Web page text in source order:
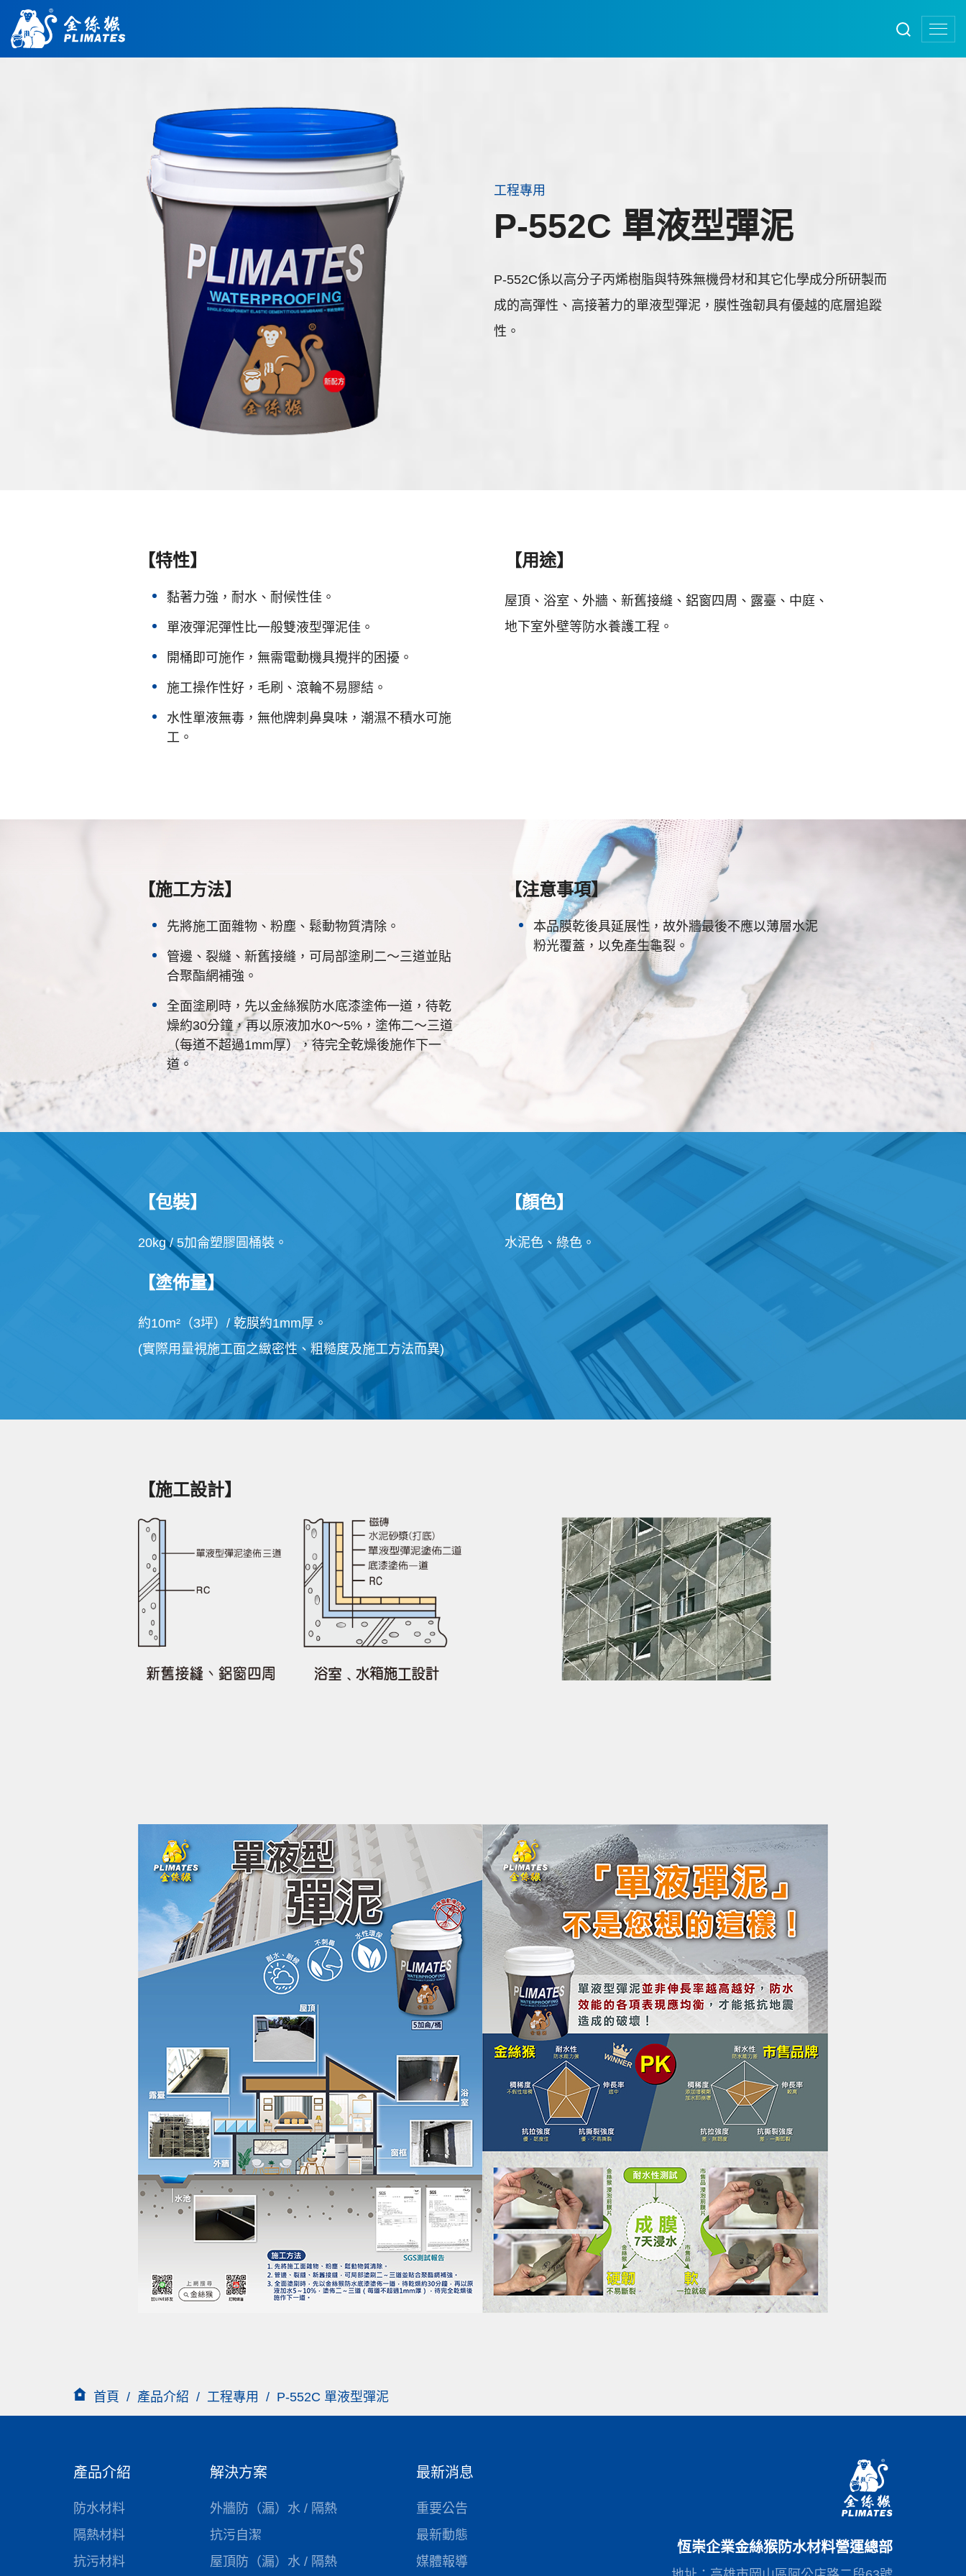
工程專用
P-552C 單液型彈泥
P-552C係以高分子丙烯樹脂與特殊無機骨材和其它化學成分所研製而
成的高彈性、高接著力的單液型彈泥，膜性強韌具有優越的底層追蹤
性。
【特性】
黏著力強，耐水、耐候性佳。
單液彈泥彈性比一般雙液型彈泥佳。
開桶即可施作，無需電動機具攪拌的困擾。
施工操作性好，毛刷、滾輪不易膠結。
水性單液無毒，無他牌刺鼻臭味，潮濕不積水可施
工。
【用途】
屋頂、浴室、外牆、新舊接縫、鋁窗四周、露臺、中庭、
地下室外壁等防水養護工程。
【施工方法】
先將施工面雜物、粉塵、鬆動物質清除。
管邊、裂縫、新舊接縫，可局部塗刷二～三道並貼
合聚酯網補強。
全面塗刷時，先以金絲猴防水底漆塗佈一道，待乾
燥約30分鐘，再以原液加水0～5%，塗佈二～三道
（每道不超過1mm厚），待完全乾燥後施作下一
道。
【注意事項】
本品膜乾後具延展性，故外牆最後不應以薄層水泥
粉光覆蓋，以免產生龜裂。
【包裝】
20kg / 5加侖塑膠圓桶裝。
【顏色】
水泥色、綠色。
【塗佈量】
約10m²（3坪）/ 乾膜約1mm厚。
(實際用量視施工面之緻密性、粗糙度及施工方法而異)
【施工設計】
首頁 / 產品介紹 / 工程專用 / P-552C 單液型彈泥
產品介紹
防水材料
隔熱材料
抗污材料
解決方案
外牆防（漏）水 / 隔熱
抗污自潔
屋頂防（漏）水 / 隔熱
最新消息
重要公告
最新動態
媒體報導
恆崇企業金絲猴防水材料營運總部